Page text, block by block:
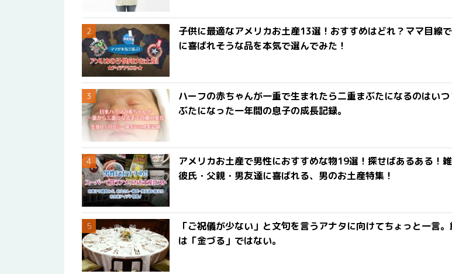
子供に最適なアメリカお土産13選！おすすめはどれ？ママ目線
に喜ばれそうな品を本気で選んでみた！
ハーフの赤ちゃんが一重で生まれたら二重まぶたになるのはい
ぶたになった一年間の息子の成長記録。
アメリカお土産で男性におすすめな物19選！探せばあるある！雑
彼氏・父親・男友達に喜ばれる、男のお土産特集！
「ご祝儀が少ない」と文句を言うアナタに向けてちょっと一言
は「金づる」ではない。